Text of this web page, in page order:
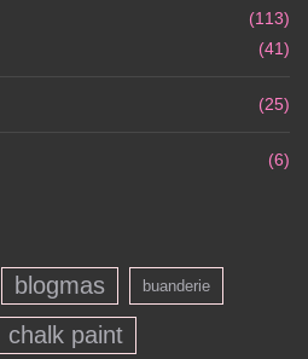
(113)
(41)
(25)
(6)
blogmas buanderie
chalk paint